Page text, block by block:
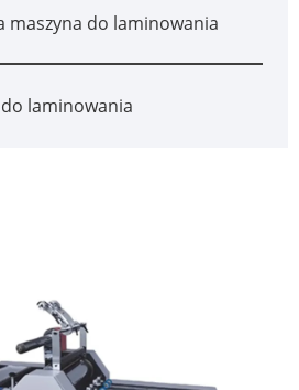
maszyna do laminowania
laminowania